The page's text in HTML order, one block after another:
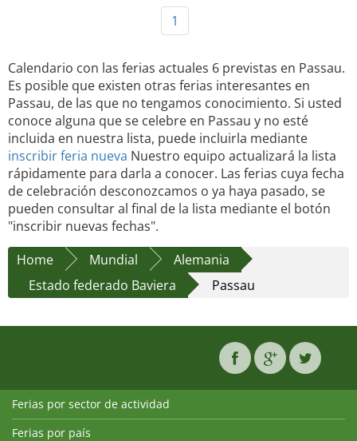
1
Calendario con las ferias actuales 6 previstas en Passau.
Es posible que existen otras ferias interesantes en
Passau, de las que no tengamos conocimiento. Si usted
conoce alguna que se celebre en Passau y no esté
incluida en nuestra lista, puede incluirla mediante
inscribir feria nueva Nuestro equipo actualizará la lista
rápidamente para darla a conocer. Las ferias cuya fecha
de celebración desconozcamos o ya haya pasado, se
pueden consultar al final de la lista mediante el botón
"inscribir nuevas fechas".
Home
Mundial
Alemania
Estado federado Baviera
Passau
Ferias por sector de actividad
Ferias por país